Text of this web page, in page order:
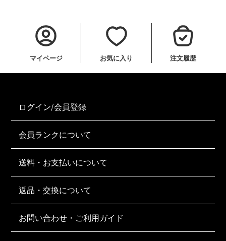
マイページ お気に入り 注文履歴
ログイン/会員登録
会員ランクについて
送料・お支払いについて
返品・交換について
お問い合わせ・ご利用ガイド